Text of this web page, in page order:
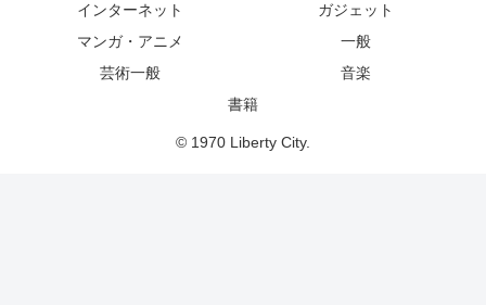
インターネット
ガジェット
マンガ・アニメ
一般
芸術一般
音楽
書籍
© 1970 Liberty City.